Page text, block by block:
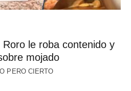
le roba contenido y
mojado
PERO CIERTO